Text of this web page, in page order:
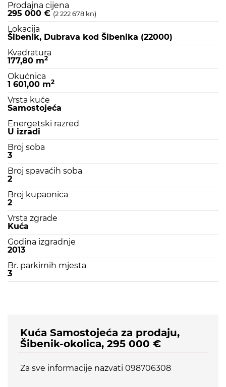
Prodajna cijena
295 000 € (2 222 678 kn)
Lokacija
Šibenik, Dubrava kod Šibenika (22000)
Kvadratura
177,80 m2
Okućnica
1 601,00 m2
Vrsta kuće
Samostojeća
Energetski razred
U izradi
Broj soba
3
Broj spavaćih soba
2
Broj kupaonica
2
Vrsta zgrade
Kuća
Godina izgradnje
2013
Br. parkirnih mjesta
3
Kuća Samostojeća za prodaju,
Šibenik-okolica, 295 000 €
Za sve informacije nazvati 098706308